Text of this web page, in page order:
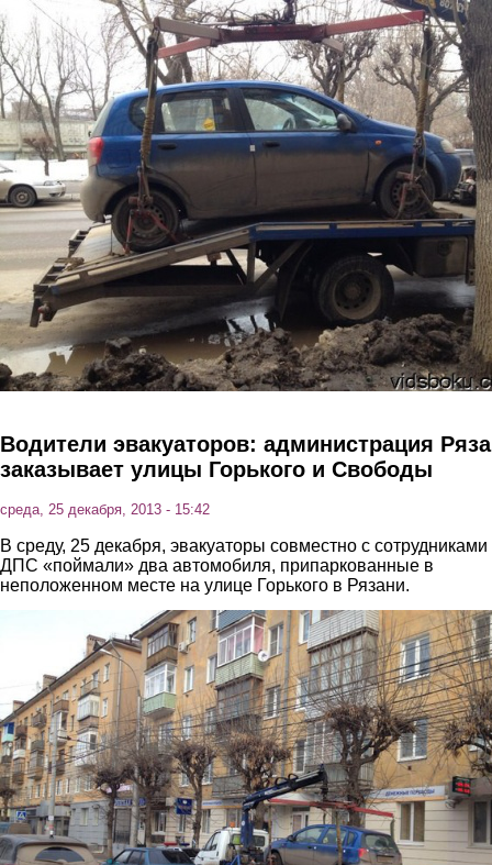
Перейти к основному содержанию
Водители эвакуаторов: администрация
заказывает улицы Горького и Свободы
среда, 25 декабря, 2013 - 15:42
В среду, 25 декабря, эвакуаторы совместно с сотрудниками
ДПС «поймали» два автомобиля, припаркованные в
неположенном месте на улице Горького в Рязани.